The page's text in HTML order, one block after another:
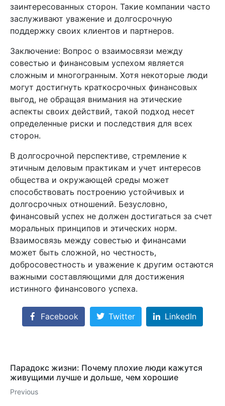
заинтересованных сторон. Такие компании часто
заслуживают уважение и долгосрочную
поддержку своих клиентов и партнеров.
Заключение: Вопрос о взаимосвязи между
совестью и финансовым успехом является
сложным и многогранным. Хотя некоторые люди
могут достигнуть краткосрочных финансовых
выгод, не обращая внимания на этические
аспекты своих действий, такой подход несет
определенные риски и последствия для всех
сторон.
В долгосрочной перспективе, стремление к
этичным деловым практикам и учет интересов
общества и окружающей среды может
способствовать построению устойчивых и
долгосрочных отношений. Безусловно,
финансовый успех не должен достигаться за счет
моральных принципов и этических норм.
Взаимосвязь между совестью и финансами
может быть сложной, но честность,
добросовестность и уважение к другим остаются
важными составляющими для достижения
истинного финансового успеха.
Facebook Twitter LinkedIn
Парадокс жизни: Почему плохие люди кажутся
живущими лучше и дольше, чем хорошие
Previous